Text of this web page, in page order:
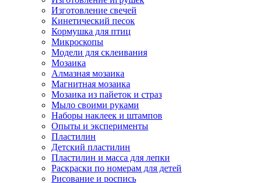
Изготовление свечей
Кинетический песок
Кормушка для птиц
Микроскопы
Модели для склеивания
Мозаика
Алмазная мозаика
Магнитная мозаика
Мозаика из пайеток и страз
Мыло своими руками
Наборы наклеек и штампов
Опыты и эксперименты
Пластилин
Детский пластилин
Пластилин и масса для лепки
Раскраски по номерам для детей
Рисование и роспись